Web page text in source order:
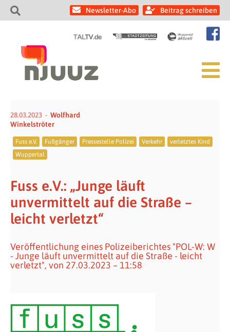
Newsletter-Abo Beitrag schreiben
28.03.2023
Wolfhard
Winkelströter
Fuss e.V. Fußgänger Pressestelle Polizei Verkehr
verletztes Kind
Wuppertal
Fuss e.V.: „Junge läuft
unvermittelt auf die Straße –
leicht verletzt“
Veröffentlichung eines Polizeiberichtes "POL-W: W
- Junge läuft unvermittelt auf die Straße - leicht
verletzt", von 27.03.2023 – 11:58